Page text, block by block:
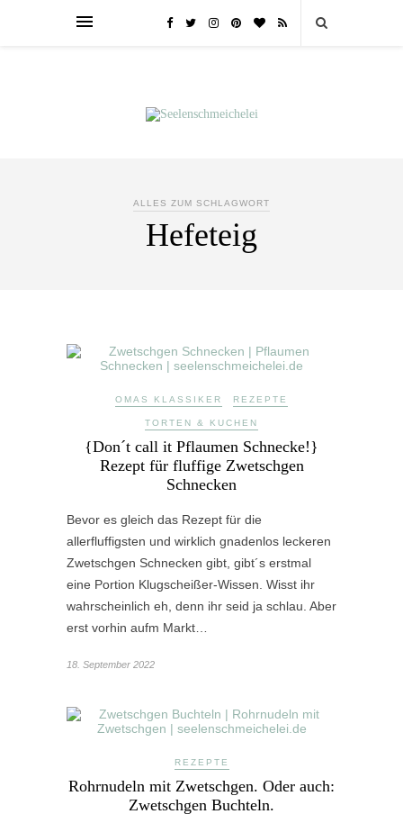
ALLES ZUM SCHLAGWORT
Hefeteig
OMAS KLASSIKER REZEPTE
TORTEN & KUCHEN
{Don´t call it Pflaumen Schnecke!}
Rezept für fluffige Zwetschgen
Schnecken
Bevor es gleich das Rezept für die
allerfluffigsten und wirklich gnadenlos leckeren
Zwetschgen Schnecken gibt, gibt´s erstmal
eine Portion Klugscheißer-Wissen. Wisst ihr
wahrscheinlich eh, denn ihr seid ja schlau. Aber
erst vorhin aufm Markt…
18. September 2022
REZEPTE
Rohrnudeln mit Zwetschgen. Oder auch:
Zwetschgen Buchteln.